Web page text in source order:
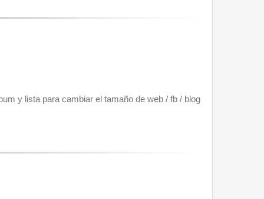
y lista para cambiar el tamaño de web / fb / blog